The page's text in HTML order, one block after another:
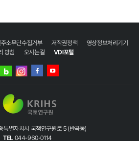
소무단수집거부 저작권정책
영상정보처리기기
방침
오시는길 VDI포털
네이버
인스타그램
특별자치시 국책연구원로 5 (반곡동)
TEL 044-960-0114